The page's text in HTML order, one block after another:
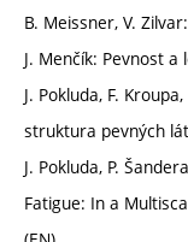
B. Meissner, V.
J. Menčík: Pevnost
J. Pokluda, F.
struktura pevných
J. Pokluda, P.
Fatigue: In a